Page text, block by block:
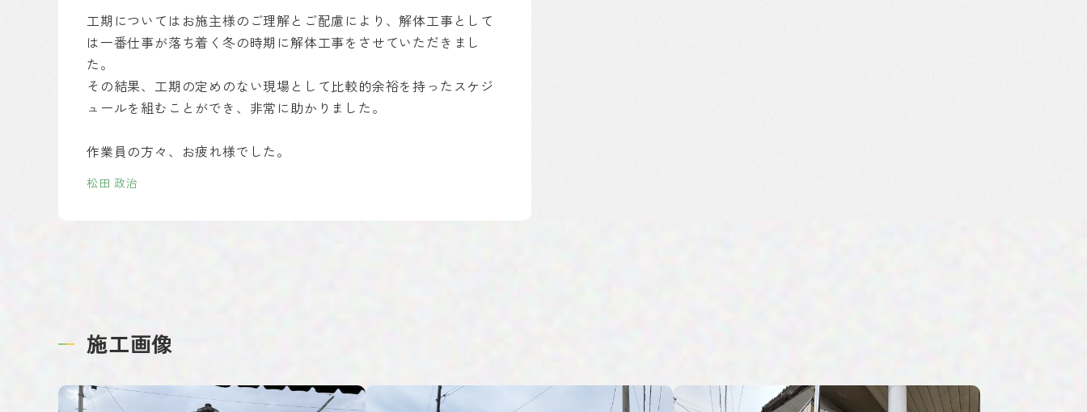
工期についてはお施主様のご理解とご配慮により、解体工事として
は一番仕事が落ち着く冬の時期に解体工事をさせていただきまし
た。
その結果、工期の定めのない現場として比較的余裕を持ったスケジ
ュールを組むことができ、非常に助かりました。
作業員の方々、お疲れ様でした。
松田 政治
施工画像